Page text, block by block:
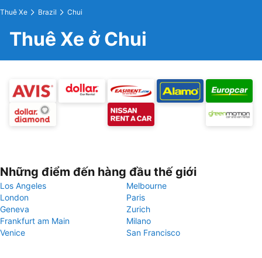
Thuê Xe Brazil Chui
Thuê Xe ở Chui
Những điểm đến hàng đầu thế giới
Los Angeles
Melbourne
London
Paris
Geneva
Zurich
Frankfurt am Main
Milano
Venice
San Francisco